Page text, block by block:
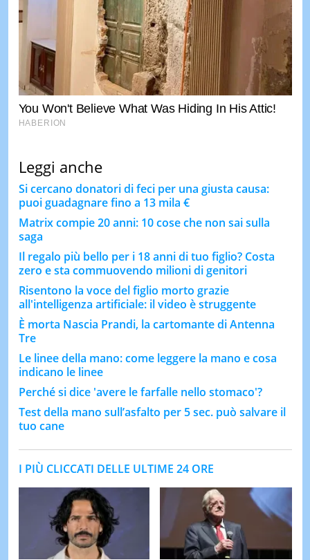
Leggi anche
Si cercano donatori di feci per una giusta causa:
puoi guadagnare fino a 13 mila €
Matrix compie 20 anni: 10 cose che non sai sulla
saga
Il regalo più bello per i 18 anni di tuo figlio? Costa
zero e sta commuovendo milioni di genitori
Risentono la voce del figlio morto grazie
all'intelligenza artificiale: il video è struggente
È morta Nascia Prandi, la cartomante di Antenna
Tre
Le linee della mano: come leggere la mano e cosa
indicano le linee
Perché si dice 'avere le farfalle nello stomaco'?
Test della mano sull’asfalto per 5 sec. può salvare il
tuo cane
I PIÙ CLICCATI DELLE ULTIME 24 ORE